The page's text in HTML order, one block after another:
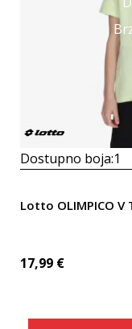
Dostupno boja:1
Lotto OLIMPICO V
17,99 €